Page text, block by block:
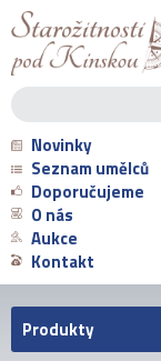
Novinky
Seznam umělců
Doporučujeme
O nás
Aukce
Kontakt
Produkty